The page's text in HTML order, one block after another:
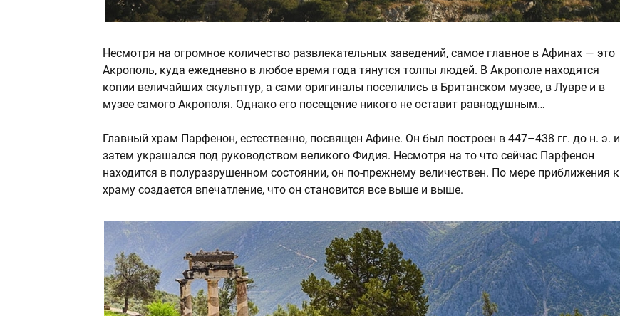
Несмотря на огромное количество развлекательных заведений, самое главное в Афинах — это
Акрополь, куда ежедневно в любое время года тянутся толпы людей. В Акрополе находятся
копии величайших скульптур, а сами оригиналы поселились в Британском музее, в Лувре и в
музее самого Акрополя. Однако его посещение никого не оставит равнодушным…
Главный храм Парфенон, естественно, посвящен Афине. Он был построен в 447–438 гг. до н. э. и
затем украшался под руководством великого Фидия. Несмотря на то что сейчас Парфенон
находится в полуразрушенном состоянии, он по-прежнему величествен. По мере приближения к
храму создается впечатление, что он становится все выше и выше.